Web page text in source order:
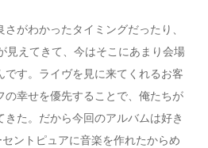
がわかったタイミングだったり、
見えてきて、今はそこにあまり会場
です。ライヴを見に来てくれるお客
の幸せを優先することで、俺たちが
た。だから今回のアルバムは好き
ントピュアに音楽を作れたからめ